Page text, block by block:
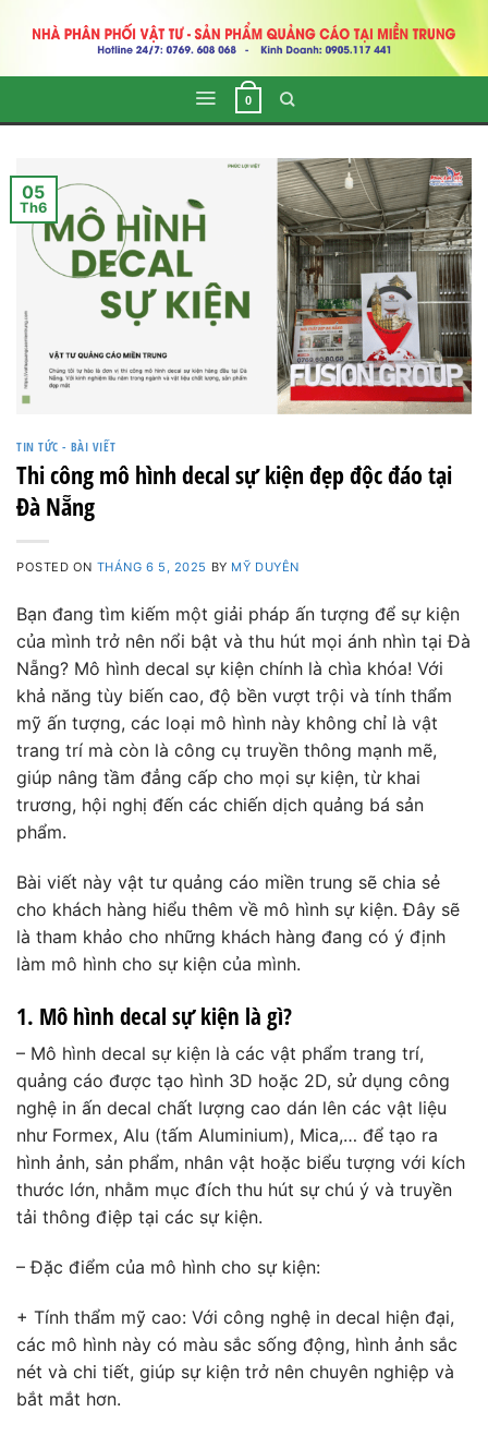
0
05
Th6
TIN TỨC - BÀI VIẾT
Thi công mô hình decal sự kiện đẹp độc đáo tại
Đà Nẵng
POSTED ON THÁNG 6 5, 2025 BY MỸ DUYÊN
Bạn đang tìm kiếm một giải pháp ấn tượng để sự kiện
của mình trở nên nổi bật và thu hút mọi ánh nhìn tại Đà
Nẵng? Mô hình decal sự kiện chính là chìa khóa! Với
khả năng tùy biến cao, độ bền vượt trội và tính thẩm
mỹ ấn tượng, các loại mô hình này không chỉ là vật
trang trí mà còn là công cụ truyền thông mạnh mẽ,
giúp nâng tầm đẳng cấp cho mọi sự kiện, từ khai
trương, hội nghị đến các chiến dịch quảng bá sản
phẩm.
Bài viết này vật tư quảng cáo miền trung sẽ chia sẻ
cho khách hàng hiểu thêm về mô hình sự kiện. Đây sẽ
là tham khảo cho những khách hàng đang có ý định
làm mô hình cho sự kiện của mình.
1. Mô hình decal sự kiện là gì?
– Mô hình decal sự kiện là các vật phẩm trang trí,
quảng cáo được tạo hình 3D hoặc 2D, sử dụng công
nghệ in ấn decal chất lượng cao dán lên các vật liệu
như Formex, Alu (tấm Aluminium), Mica,… để tạo ra
hình ảnh, sản phẩm, nhân vật hoặc biểu tượng với kích
thước lớn, nhằm mục đích thu hút sự chú ý và truyền
tải thông điệp tại các sự kiện.
– Đặc điểm của mô hình cho sự kiện:
+ Tính thẩm mỹ cao: Với công nghệ in decal hiện đại,
các mô hình này có màu sắc sống động, hình ảnh sắc
nét và chi tiết, giúp sự kiện trở nên chuyên nghiệp và
bắt mắt hơn.